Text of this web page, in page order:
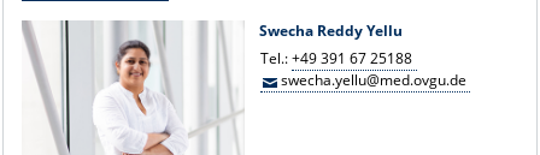
Swecha Reddy Yellu
Tel.:+49 391 67 25188
swecha.yellu@med.ovgu.de